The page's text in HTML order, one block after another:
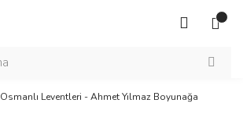
Osmanlı Leventleri - Ahmet Yılmaz Boyunağa